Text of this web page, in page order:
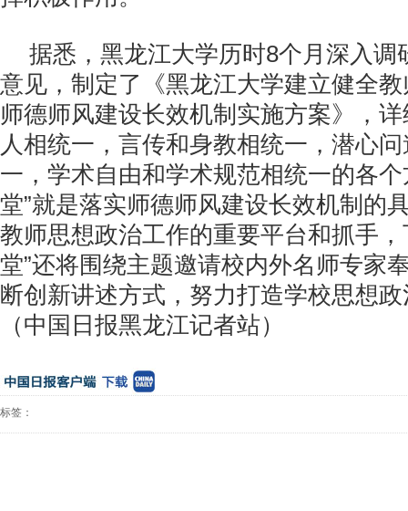
据悉，黑龙江大学历时8个月深入调
意见，制定了《黑龙江大学建立健全
师德师风建设长效机制实施方案》，
人相统一，言传和身教相统一，潜心
一，学术自由和学术规范相统一的各
堂”就是落实师德师风建设长效机制的
教师思想政治工作的重要平台和抓手
堂”还将围绕主题邀请校内外名师专家
断创新讲述方式，努力打造学校思想
（中国日报黑龙江记者站）
标签：